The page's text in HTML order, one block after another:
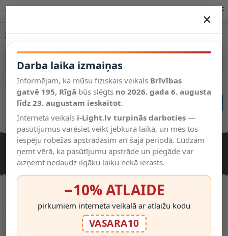
Salīdzināt
Vēlmju
saraksts
Valodas
30 diodes/metrā
Vairāk kategoriju
Šajā kategorijā nav preču.
NEPIECIEŠAMA PALĪDZĪBA
(+371) 22 33 1877
Rakstiet mums
Darba laiks darba dienās no 10:00-18:20
Brīvības gatve 195, Rīga, LV-1039
(Blakus VEF-gaisa tiltam)
×
Darba laika izmaiņas
Informējam, ka mūsu fiziskais veikals Brīvības
gatvē 195, Rīgā būs slēgts no 2026. gada 6. augusta
līdz 23. augustam ieskaitot.
Interneta veikals i-Light.lv turpinās darboties —
pasūtījumus varēsiet veikt jebkurā laikā, un mēs tos
iespēju robežās apstrādāsim arī šajā periodā. Lūdzam
ņemt vērā, ka pasūtījumu apstrāde un piegāde var
aizņemt nedaudz ilgāku laiku nekā ierasts.
−10% ATLAIDE
pirkumiem interneta veikalā ar atlaižu kodu
VASARA10